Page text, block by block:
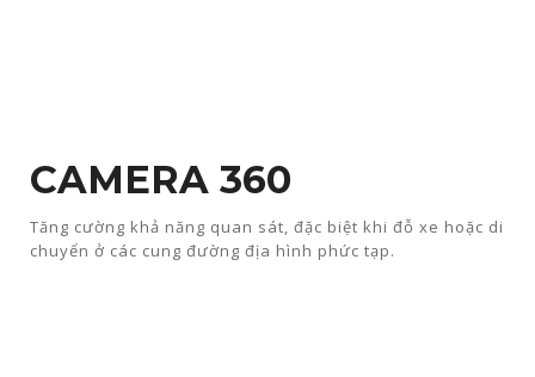
CAMERA 360​
Tăng cường khả năng quan sát, đặc biệt khi đỗ xe hoặc di
chuyển ở các cung đường địa hình phức tạp.